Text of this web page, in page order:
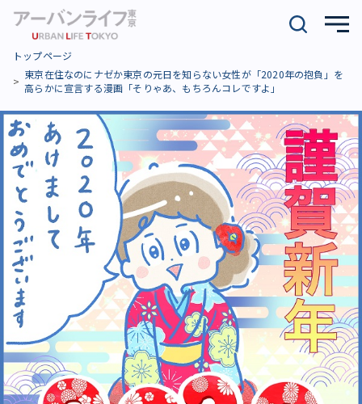
トップページ
東京在住なのにナゼか東京の元日を知らない女性が「2020年の抱負」を
高らかに宣言する漫画「そりゃあ、もちろんコレですよ」